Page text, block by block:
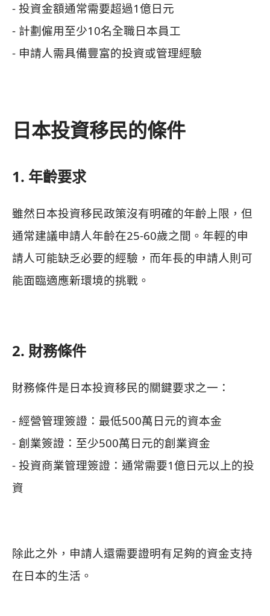
- 投資金額通常需要超過1億日元
- 計劃僱用至少10名全職日本員工
- 申請人需具備豐富的投資或管理經驗
日本投資移民的條件
1. 年齡要求
雖然日本投資移民政策沒有明確的年齡上限，但
通常建議申請人年齡在25-60歲之間。年輕的申
請人可能缺乏必要的經驗，而年長的申請人則可
能面臨適應新環境的挑戰。
2. 財務條件
財務條件是日本投資移民的關鍵要求之一：
- 經營管理簽證：最低500萬日元的資本金
- 創業簽證：至少500萬日元的創業資金
- 投資商業管理簽證：通常需要1億日元以上的投
資
除此之外，申請人還需要證明有足夠的資金支持
在日本的生活。